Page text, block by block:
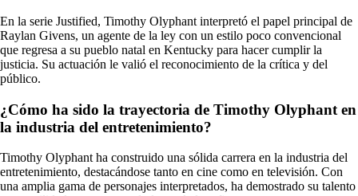
En la serie Justified, Timothy Olyphant interpretó el papel principal de
Raylan Givens, un agente de la ley con un estilo poco convencional
que regresa a su pueblo natal en Kentucky para hacer cumplir la
justicia. Su actuación le valió el reconocimiento de la crítica y del
público.
¿Cómo ha sido la trayectoria de Timothy Olyphant en
la industria del entretenimiento?
Timothy Olyphant ha construido una sólida carrera en la industria del
entretenimiento, destacándose tanto en cine como en televisión. Con
una amplia gama de personajes interpretados, ha demostrado su talento